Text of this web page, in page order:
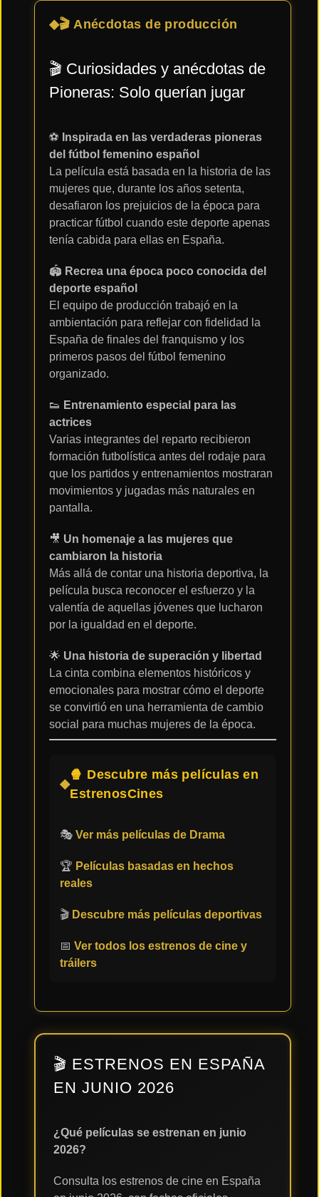
Terror
TENDENCIAS
Películas
del mes
Tendencias
momento
🎬 Anécdotas de producción
🎬 Curiosidades y anécdotas de
Pioneras: Solo querían jugar
⚽ Inspirada en las verdaderas pioneras
del fútbol femenino español
La película está basada en la historia de las
mujeres que, durante los años setenta,
desafiaron los prejuicios de la época para
practicar fútbol cuando este deporte apenas
tenía cabida para ellas en España.
🏟️ Recrea una época poco conocida del
deporte español
El equipo de producción trabajó en la
ambientación para reflejar con fidelidad la
España de finales del franquismo y los
primeros pasos del fútbol femenino
organizado.
👟 Entrenamiento especial para las
actrices
Varias integrantes del reparto recibieron
formación futbolística antes del rodaje para
que los partidos y entrenamientos mostraran
movimientos y jugadas más naturales en
pantalla.
🎥 Un homenaje a las mujeres que
cambiaron la historia
Más allá de contar una historia deportiva, la
película busca reconocer el esfuerzo y la
valentía de aquellas jóvenes que lucharon
por la igualdad en el deporte.
🌟 Una historia de superación y libertad
La cinta combina elementos históricos y
emocionales para mostrar cómo el deporte
se convirtió en una herramienta de cambio
social para muchas mujeres de la época.
🍿 Descubre más películas en
EstrenosCines
🎭 Ver más películas de Drama
🏆 Películas basadas en hechos
reales
🎬 Descubre más películas deportivas
📅 Ver todos los estrenos de cine y
tráilers
🎬 ESTRENOS EN ESPAÑA
EN JUNIO 2026
¿Qué películas se estrenan en junio
2026?
Consulta los estrenos de cine en España